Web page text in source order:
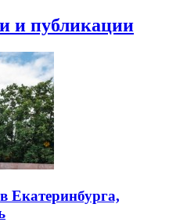
и публикации
Екатеринбурга,